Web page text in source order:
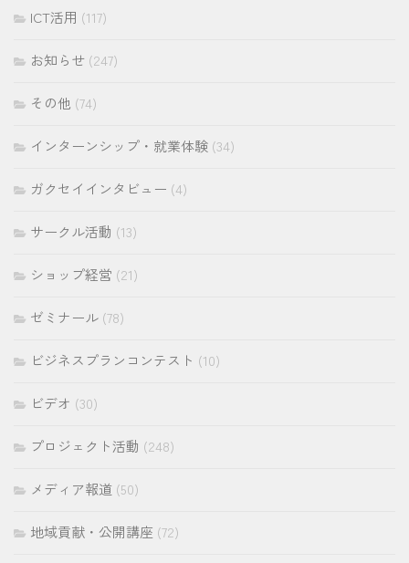
ICT活用 (117)
お知らせ (247)
その他 (74)
インターンシップ・就業体験 (34)
ガクセイインタビュー (4)
サークル活動 (13)
ショップ経営 (21)
ゼミナール (78)
ビジネスプランコンテスト (10)
ビデオ (30)
プロジェクト活動 (248)
メディア報道 (50)
地域貢献・公開講座 (72)